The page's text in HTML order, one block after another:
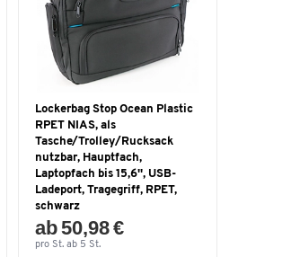
Lockerbag Stop Ocean Plastic
RPET NIAS, als
Tasche/Trolley/Rucksack
nutzbar, Hauptfach,
Laptopfach bis 15,6'', USB-
Ladeport, Tragegriff, RPET,
schwarz
ab 50,98 €
pro St. ab 5 St.